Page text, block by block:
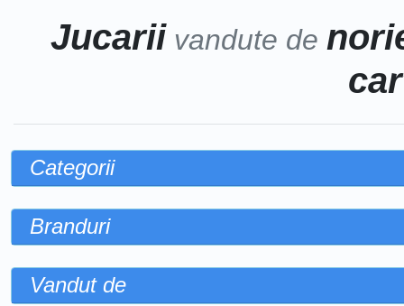
Jucarii vandute de
Categorii
Branduri
Vandut de